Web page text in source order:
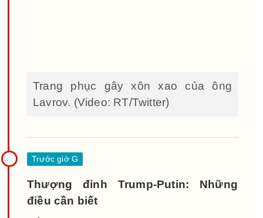
Trang phục gây xôn xao của ông
Lavrov. (Video: RT/Twitter)
Thượng đỉnh Trump-Putin: Những
điều cần biết